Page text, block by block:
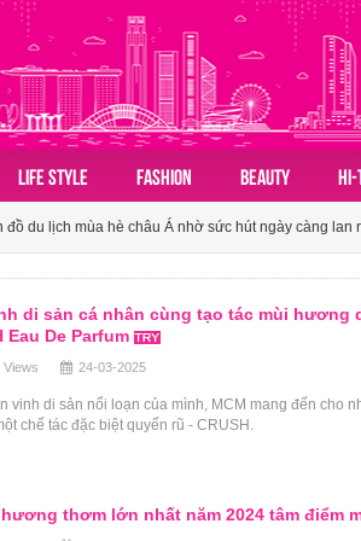
LIFE STYLE FASHION BEAUTY HI-
đồ du lịch mùa hè châu Á nhờ sức hút ngày càng lan
tấm vé mở lối du lịch Việt
hóa du lịch nhóm của người Việt
đồ du lịch mùa hè châu Á nhờ sức hút ngày càng lan
tấm vé mở lối du lịch Việt
di sản cá nhân cùng tạo tác mùi hương
Eau De Parfum
Views 24-03-2025
vinh di sản nổi loạn của mình, MCM mang đến cho
chế tác đặc biệt quyến rũ - CRUSH.
thơm lớn nhất năm 2024 tâm điểm